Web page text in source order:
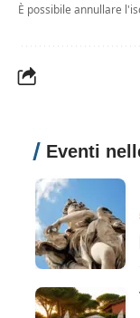
È possibile annullare
Eventi